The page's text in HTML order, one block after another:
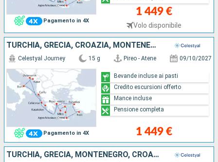
Pagamento in 4X
1 449 €
Volo disponibile
TURCHIA, GRECIA, CROAZIA, MONTENEGRO, ITALIA
Pagamento in 4X
Celestyal Journey 15 g Pireo - Atene 09/10/2027
1 449 €
Bevande incluse ai pasti
Credito escursioni offerto
Mance incluse
Pensione completa
TURCHIA, GRECIA, MONTENEGRO, CROAZIA, ITALIA